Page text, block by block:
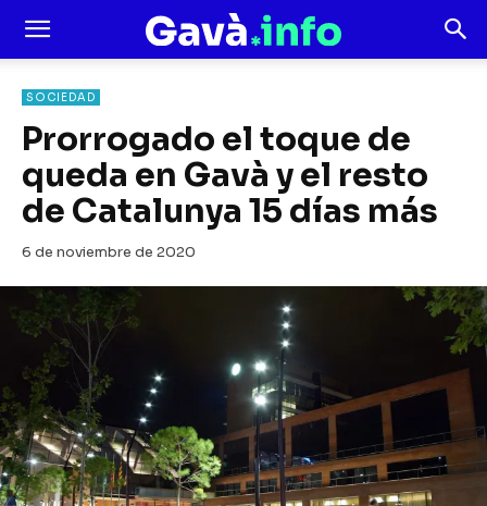
SOCIEDAD
Prorrogado el toque de
queda en Gavà y el resto
de Catalunya 15 días más
6 de noviembre de 2020